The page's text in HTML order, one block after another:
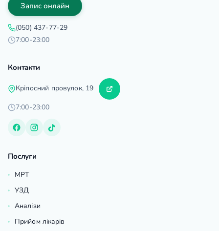
Запис онлайн
(050) 437-77-29
7:00-23:00
Контакти
Кріпосний провулок, 19
7:00-23:00
Послуги
МРТ
УЗД
Аналізи
Прийом лікарів